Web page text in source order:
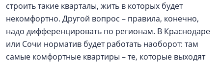
строить такие кварталы, жить в которых будет
некомфортно. Другой вопрос – правила, конечно,
надо дифференцировать по регионам. В Краснодаре
или Сочи норматив будет работать наоборот: там
самые комфортные квартиры – те, которые выходят